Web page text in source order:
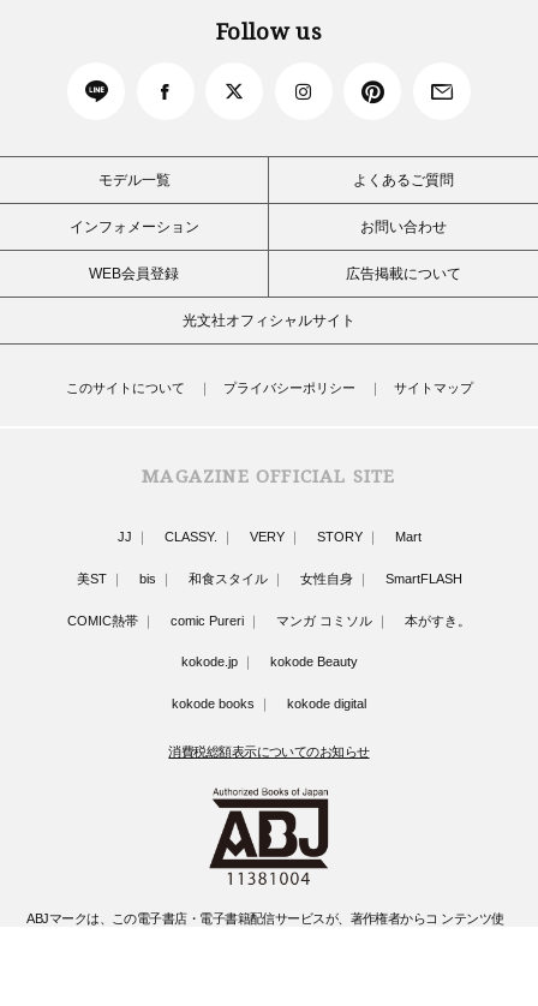
Follow us
モデル一覧 よくあるご質問
インフォメーション お問い合わせ
WEB会員登録 広告掲載について
光文社オフィシャルサイト
このサイトについて プライバシーポリシー サイトマップ
MAGAZINE OFFICIAL SITE
JJ CLASSY. VERY STORY Mart
美ST bis 和食スタイル 女性自身 SmartFLASH
COMIC熱帯 comic Pureri マンガ コミソル 本がすき。
kokode.jp kokode Beauty
kokode books kokode digital
消費税総額表示についてのお知らせ
ABJマークは、この電子書店・電子書籍配信サービスが、著作権者からコ ンテンツ使